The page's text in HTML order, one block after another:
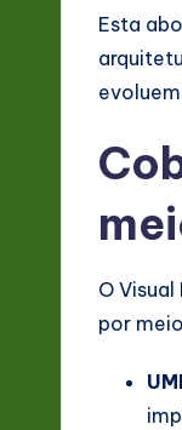
Esta
O
por